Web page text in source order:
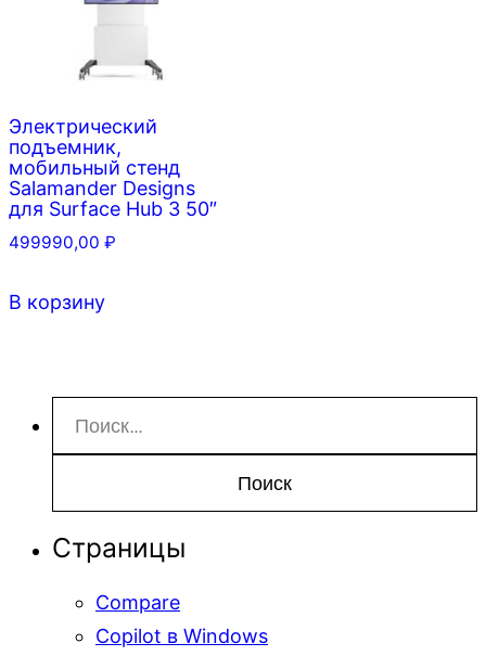
Электрический
подъемник,
мобильный стенд
Salamander Designs
для Surface Hub 3 50″
499990,00 ₽
В корзину
Страницы
Compare
Copilot в Windows